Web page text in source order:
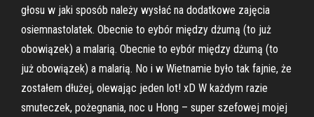
głosu w jaki sposób należy wysłać na dodatkowe zajęcia
osiemnastolatek. Obecnie to eybór między dżumą (to już
obowiązek) a malarią. Obecnie to eybór między dżumą (to
już obowiązek) a malarią. No i w Wietnamie było tak fajnie, że
zostałem dłużej, olewając jeden lot! xD W każdym razie
smuteczek, pożegnania, noc u Hong – super szefowej mojej